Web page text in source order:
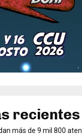
recientes
más de 9 mil 800